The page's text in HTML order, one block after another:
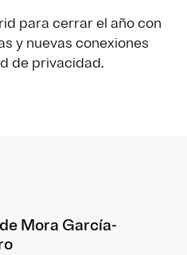
para cerrar el año con
y nuevas conexiones
de privacidad.
Mora García-